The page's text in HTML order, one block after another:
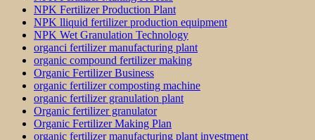
NPK Fertilizer Production Plant
NPK lliquid fertilizer production equipment
NPK Wet Granulation Technology
organci fertilizer manufacturing plant
organic compound fertilizer making
Organic Fertilizer Business
organic fertilizer composting machine
organic fertilizer granulation plant
Organic fertilizer granulator
Organic Fertilizer Making Plan
organic fertilizer manufacturing plant investment